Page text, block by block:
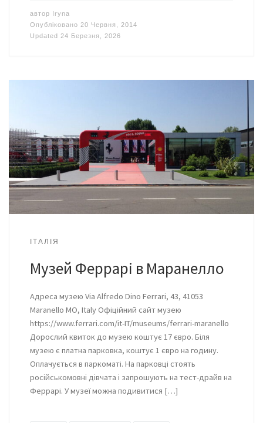
автор
Iryna
Опубліковано 20 Червня, 2014
Updated 24 Березня, 2026
ІТАЛІЯ
Музей Феррарі в Маранелло
Адреса музею Via Alfredo Dino Ferrari, 43, 41053
Maranello MO, Italy Офіційний сайт музею
https://www.ferrari.com/it-IT/museums/ferrari-maranello
Дорослий квиток до музею коштує 17 євро. Біля
музею є платна парковка, коштує 1 євро на годину.
Оплачується в паркоматі. На парковці стоять
російськомовні дівчата і запрошують на тест-драйв на
Феррарі. У музеї можна подивитися […]